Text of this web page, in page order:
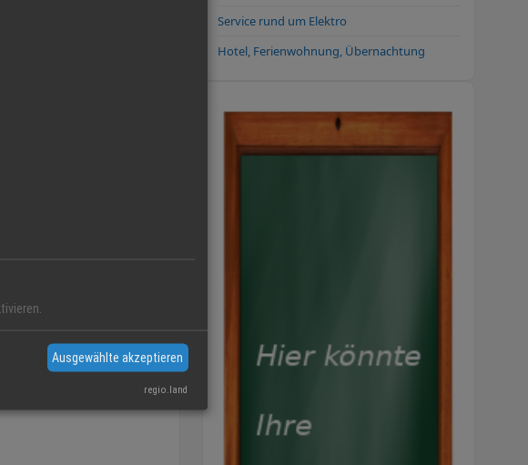
fern von Feuchtigkeit
Jahre.
Inhaltsstoffe.
rein und schonend.
Waschmittel – die
Materialien.
Service rund um Elektro
Hotel, Ferienwohnung, Übernachtung
Ausgewählte akzeptieren
regio.land